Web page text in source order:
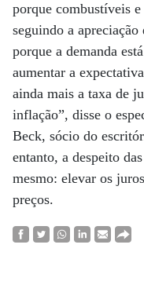
porque combustíveis
seguindo a
porque a demanda
aumentar a
ainda mais a taxa de
inflação”, disse o
Beck, sócio do
entanto, a despeito
mesmo: elevar os
preços.